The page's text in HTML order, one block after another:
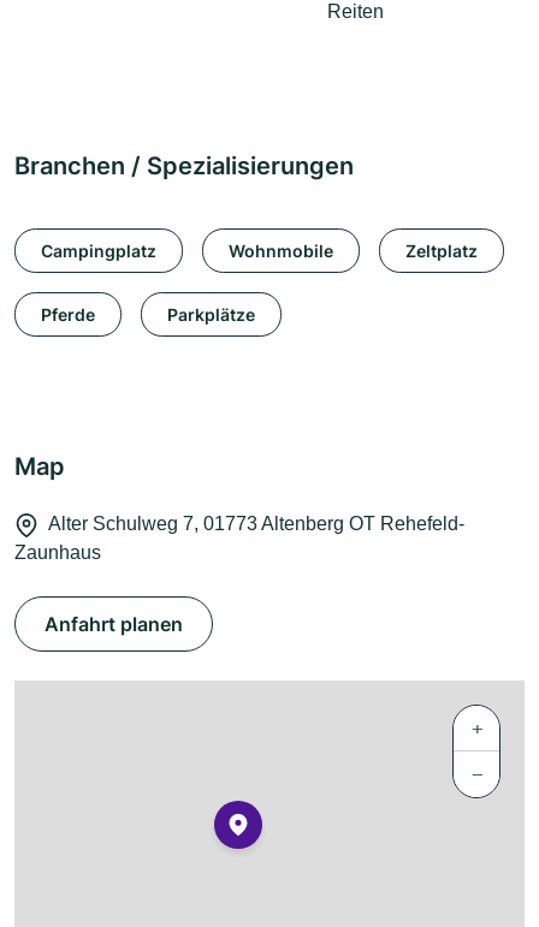
Reiten
Branchen / Spezialisierungen
Campingplatz Wohnmobile Zeltplatz
Pferde Parkplätze
Map
Alter Schulweg 7, 01773 Altenberg OT Rehefeld-
Zaunhaus
Anfahrt planen
+
−